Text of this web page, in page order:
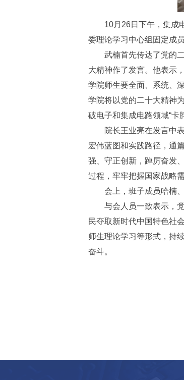
10月26日下午，集成
委理论学习中心组固定成
武楠首先传达了党的
大精神作了发言。他表示
学院师生要全面、系统、
学院将以党的二十大精神
破电子和集成电路领域“卡
院长王业亮在发言中
宏伟蓝图和实践路径，通
强、守正创新，踔厉奋发
过程，牢牢把握国家战略
会上，班子成员哈楠
与会人员一致表示，
民夺取新时代中国特色社
师生理论学习等形式，持
奋斗。